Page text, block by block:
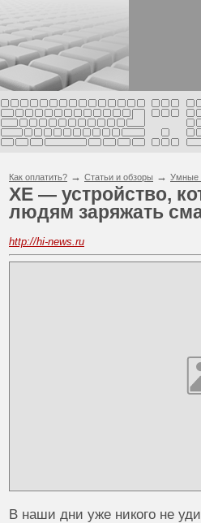
Как оплатить? → Статьи и обзоры → Умные
XE — устройство,
людям заряжать
http://hi-news.ru
В наши дни уже никого не